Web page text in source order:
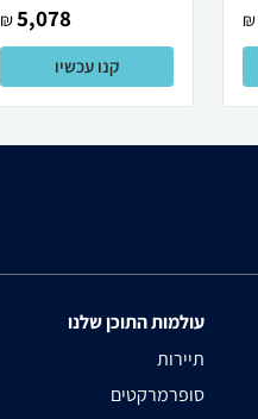
₪
5,078
₪
קנו עכשיו
עולמות התוכן שלנו
תיירות
סופרמרקטים